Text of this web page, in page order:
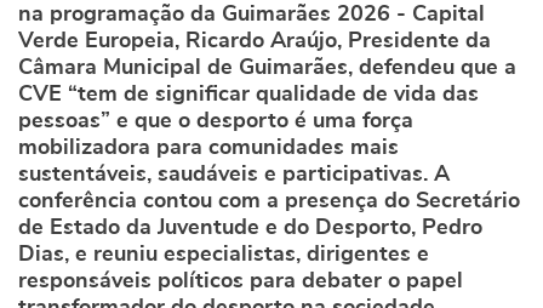
na programação da Guimarães 2026 - Capital
Verde Europeia, Ricardo Araújo, Presidente da
Câmara Municipal de Guimarães, defendeu que a
CVE “tem de significar qualidade de vida das
pessoas” e que o desporto é uma força
mobilizadora para comunidades mais
sustentáveis, saudáveis e participativas. A
conferência contou com a presença do Secretário
de Estado da Juventude e do Desporto, Pedro
Dias, e reuniu especialistas, dirigentes e
responsáveis políticos para debater o papel